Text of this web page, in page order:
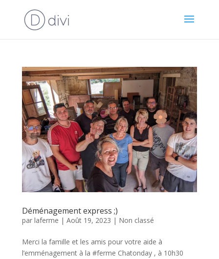
Déménagement express ;)
par laferme | Août 19, 2023 | Non classé
Merci la famille et les amis pour votre aide à
l’emménagement à la #ferme Chatonday , à 10h30